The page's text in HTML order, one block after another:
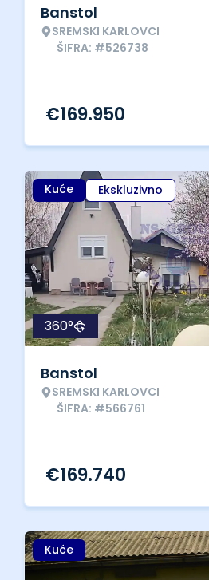
Banstol
SREMSKI KARLOVCI
ŠIFRA: #526738
€169.950
Kuće Ekskluzivno
360°
Banstol
SREMSKI KARLOVCI
ŠIFRA: #566761
€169.740
Kuće